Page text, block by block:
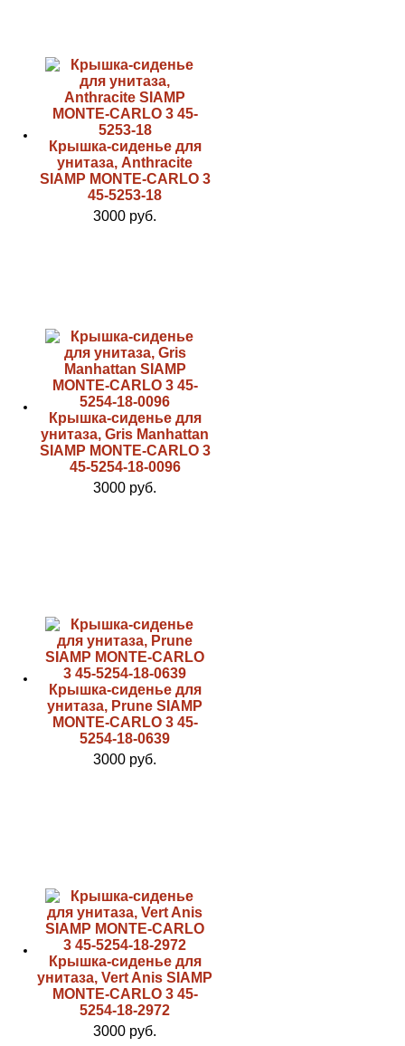
Крышка-сиденье для
унитаза, Anthracite
SIAMP MONTE-CARLO 3
45-5253-18
3000 руб.
Крышка-сиденье для
унитаза, Gris Manhattan
SIAMP MONTE-CARLO 3
45-5254-18-0096
3000 руб.
Крышка-сиденье для
унитаза, Prune SIAMP
MONTE-CARLO 3 45-
5254-18-0639
3000 руб.
Крышка-сиденье для
унитаза, Vert Anis SIAMP
MONTE-CARLO 3 45-
5254-18-2972
3000 руб.